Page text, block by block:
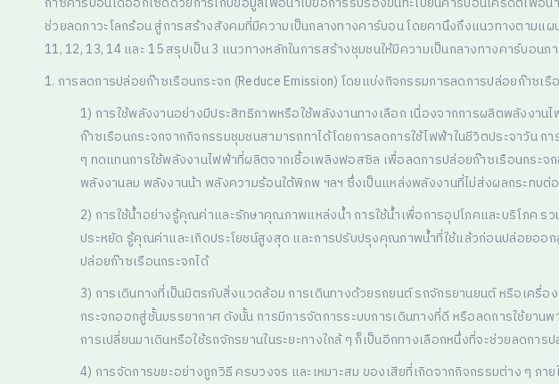
ช่วยลดภาวะโลกร้อน สู่การสร้างสังคมที่มีความเป็นกลางทางคาร์บอน โดยคานึงถึงแนวทางตามแ
11, 12, 13, 14 และ 15 สรุปเป็น 3 แนวทางหลักในการสร้างชุมชนให้มีความเป็นกลางทางคาร์บอนภ
1. การลดการปล่อยก๊าซเรือนกระจก (Reduce Emission) โดยแบ่งกิจกรรมการลดการปล่อยก๊าซเรื
1) การใช้พลังงานอย่างมีประสิทธิภาพหรือใช้พลังงานทางเลือก เนื่องจากการผลิตพลังงา
ก๊าซเรือนกระจกจากกิจกรรมชุมชนสามารถทาได้โดยการลดการใช้ไฟฟ้าในชีวิตประจาวัน
ๆ ทดแทนการใช้พลังงานไฟฟ้าที่ผลิตจากเชื้อเพลิงฟอสซิล เพื่อลดการปล่อยก๊าซเรือนกระ
พลังงานลม พลังงานน้า พลังความร้อนใต้พิภพ ฯลฯ ซึ่งเป็นแหล่งพลังงานที่ไม่ส่งผลกระทบ
2) การใช้น้ำอย่างรู้คุณค่าและรักษาคุณภาพแหล่งน้ำ การใช้น้ำเพื่อการอุปโภคและบริโภค ร
ประหยัด รู้คุณค่าและเกิดประโยชน์สูงสุด และการปรับปรุงคุณภาพน้ำที่ใช้แล้วก่อนปล่อยอ
ปล่อยก๊าซเรือนกระจกได้
3) การเดินทางที่เป็นมิตรกับสิ่งแวดล้อม การเดินทางด้วยรถยนต์ รถจักรยานยนต์ หรือเครื่
กระจกออกสู่ชั้นบรรยากาศ ดังนั้น การมีการจัดการระบบการเดินทางที่ดี หรือลดการใช้ยา
การเปลี่ยนมาเดินหรือใช้รถจักรยานในระยะทางใกล้ ๆ ก็เป็นอีกทางเลือกหนึ่งที่จะช่วยลดการ
4) การจัดการขยะอย่างถูกวิธี ครบวงจร และเหมาะสม ของเสียที่เกิดจากกิจกรรมต่าง ๆ ภ